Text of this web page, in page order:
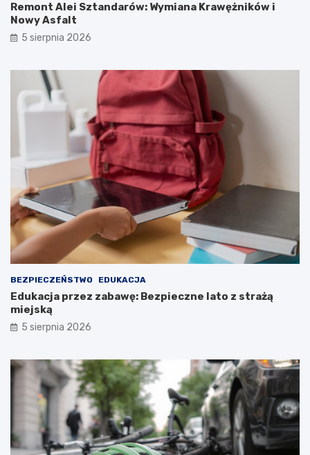
Remont Alei Sztandarów: Wymiana Krawężników i
Nowy Asfalt
5 sierpnia 2026
BEZPIECZEŃSTWO EDUKACJA
Edukacja przez zabawę: Bezpieczne lato z strażą
miejską
5 sierpnia 2026